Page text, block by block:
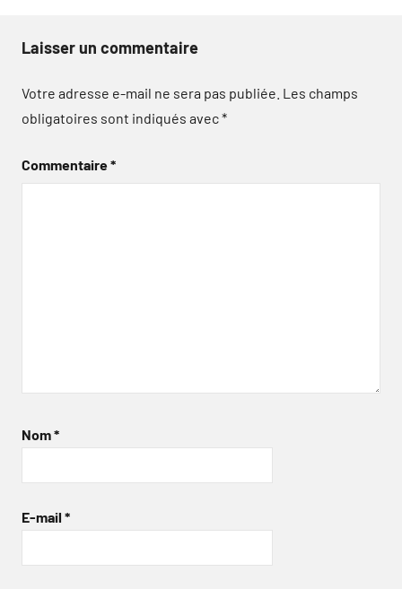
Laisser un commentaire
Votre adresse e-mail ne sera pas publiée. Les champs
obligatoires sont indiqués avec*
Commentaire*
Nom*
E-mail *